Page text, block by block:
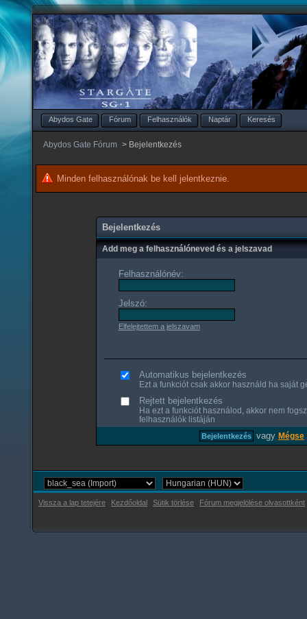
Abydos Gate Fórum Felhasználók Naptár Keresés
Abydos Gate Fórum > Bejelentkezés
Minden felhasználónak be kell jelentkeznie.
Bejelentkezés
Add meg a felhasználóneved és a jelszavad
Felhasználónév:
Jelszó:
Elfelejtettem a jelszavam
Automatikus bejelentkezés
Ezt a funkciót csak akkor használd ha saját
Rejtett bejelentkezés
Ha ezt a funkciót használod, akkor nem
felhasználók listáján
vagy Mégse
Vissza a lap tetejére Kezdőoldal Sütik törlése Fórum megjelölése olvasottként